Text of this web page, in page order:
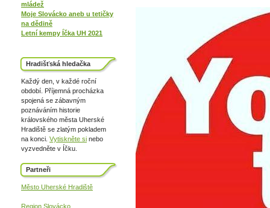
mládež
Moje Slovácko aneb u tetičky
na dědině
Letní kempy Íčka UH 2021
Hradišťská hledačka
Každý den, v každé roční
období. Příjemná procházka
spojená se zábavným
poznáváním historie
královského města Uherské
Hradiště se zlatým pokladem
na konci. Vytiskněte si nebo
vyzvedněte v Íčku.
Partneři
Město Uherské Hradiště
Region Slovácko